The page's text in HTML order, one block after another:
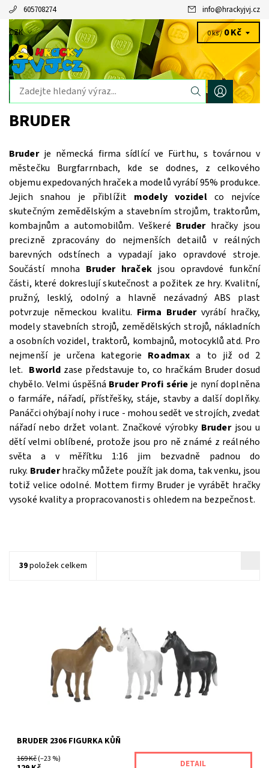
605708274 info@hrackyjvj.cz
CZK 0 ks /0 Kč
BRUDER
Bruder je německá firma sídlící ve Fürthu, s továrnou v
městečku Burgfarrnbach, kde se dodnes, z celkového
objemu expedovaných hraček a modelů vyrábí 95% produkce.
Jejich snahou je přiblížit modely vozidelco nejvíce
skutečným zemědělským a stavebním strojům, traktorům,
kombajnům a automobilům. Veškeré Bruder hračky jsou
precizně zpracovány do nejmenších detailů v reálných
barevných odstínech a vypadají jako opravdové stroje.
Součástí mnoha Bruder hračekjsou opravdové funkční
části, které dokreslují skutečnost a požitek ze hry. Kvalitní,
pružný, lesklý, odolný a hlavně nezávadný ABS plast
potvrzuje německou kvalitu. Firma Brudervyrábí hračky,
modely stavebních strojů, zemědělských strojů, nákladních
a osobních vozidel, traktorů, kombajnů, motocyklů atd. Pro
nejmenší je určena kategorie Roadmaxa to již od 2
let. Bworld zase představuje to, co hračkám Bruder dosud
chybělo. Velmi úspěšná Bruder Profi série je nyní doplněna
o farmáře, nářadí, přístřešky, stáje, stavby a další doplňky.
Panáčci ohýbají nohy i ruce - mohou sedět ve strojích, zvedat
nářadí nebo držet volant. Značkové výrobky Bruder jsou u
dětí velmi oblíbené, protože jsou pro ně známé z reálného
světa a v měřítku 1:16 jim bezvadně padnou do
ruky. Bruderhračky můžete použít jak doma, tak venku, jsou
totiž velice odolné. Mottem firmy Bruder je vyrábět hračky
vysoké kvality a propracovanosti s ohledem na bezpečnost.
39položek celkem
Skladem
283/CER
BRUDER
BRUDER 2306 FIGURKA KŮŇ
169 Kč(–23 %) DETAIL